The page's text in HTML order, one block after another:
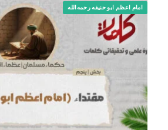
امام اعظم ابو حنیفه رحمه‌الله